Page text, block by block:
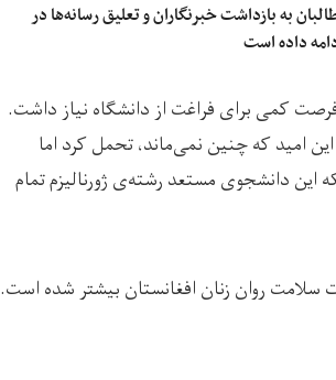
به بازداشت خبرنگاران و تعلیق رسانه‌ها در
داده است
کمی برای فراغت از دانشگاه نیاز داشت.
امید که چنین نمی‌ماند، تحمل کرد اما
این دانشجوی مستعد رشته‌ی ژورنالیزم تمام
سلامت روان زنان افغانستان بیشتر شده است.